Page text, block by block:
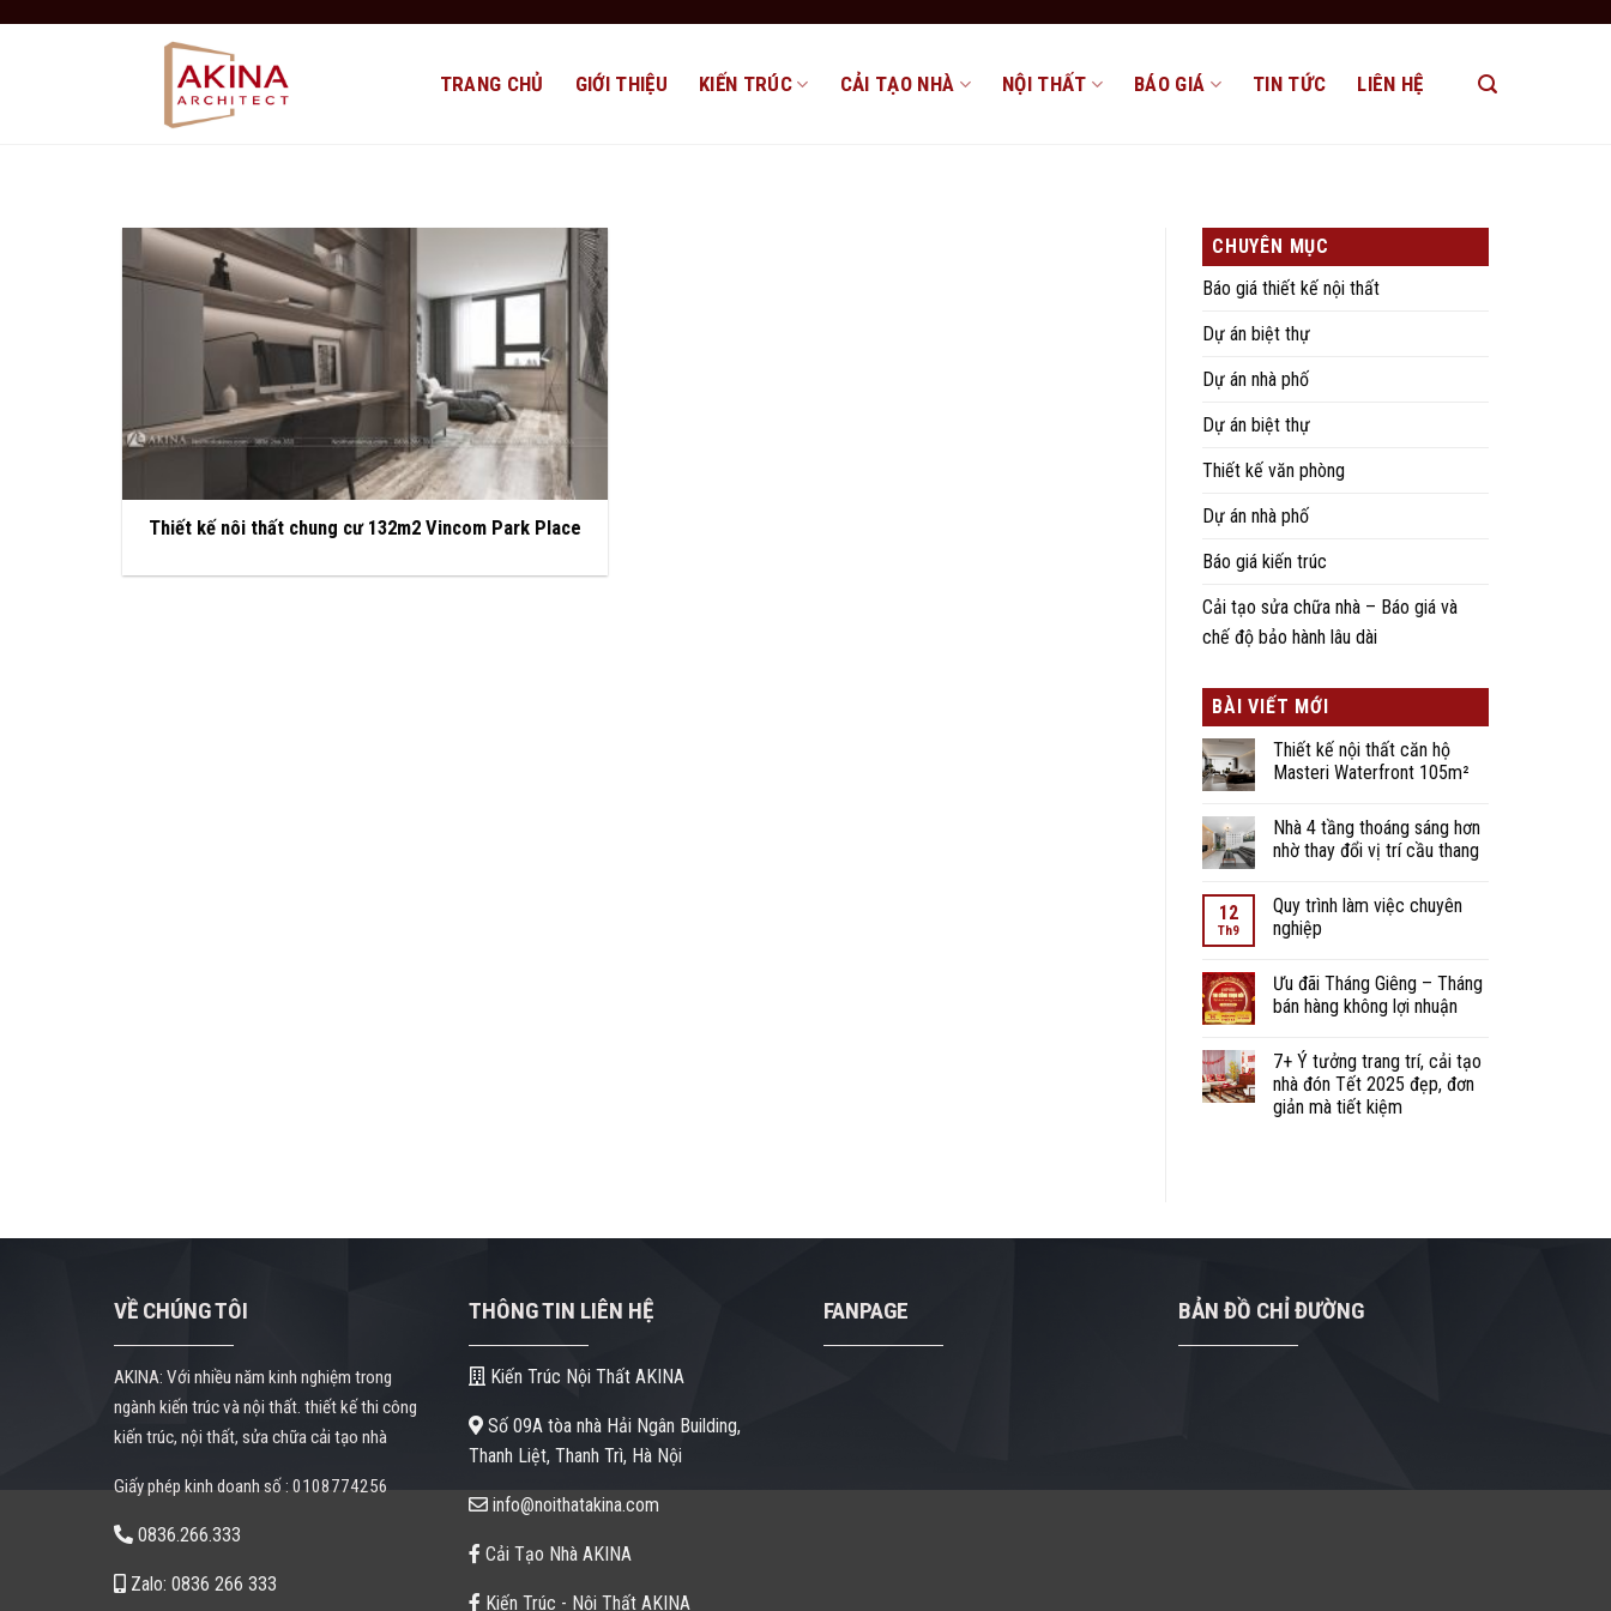
TRANG CHỦ GIỚI THIỆU KIẾN TRÚC CẢI TẠO NHÀ NỘI THẤT BÁO GIÁ TIN TỨC LIÊN HỆ
Thiết kế nôi thất chung cư 132m2 Vincom Park Place
CHUYÊN MỤC
Báo giá thiết kế nội thất
Dự án biệt thự
Dự án nhà phố
Dự án biệt thự
Thiết kế văn phòng
Dự án nhà phố
Báo giá kiến trúc
Cải tạo sửa chữa nhà – Báo giá và
chế độ bảo hành lâu dài
BÀI VIẾT MỚI
Thiết kế nội thất căn hộ
Masteri Waterfront 105m²
Nhà 4 tầng thoáng sáng hơn
nhờ thay đổi vị trí cầu thang
12
Th9
Quy trình làm việc chuyên
nghiệp
Ưu đãi Tháng Giêng – Tháng
bán hàng không lợi nhuận
7+ Ý tưởng trang trí, cải tạo
nhà đón Tết 2025 đẹp, đơn
giản mà tiết kiệm
VỀ CHÚNG TÔI
AKINA: Với nhiều năm kinh nghiệm trong
ngành kiến trúc và nội thất. thiết kế thi công
kiến trúc, nội thất, sửa chữa cải tạo nhà
Giấy phép kinh doanh số : 0108774256
0836.266.333
Zalo: 0836 266 333
THÔNG TIN LIÊN HỆ
Kiến Trúc Nội Thất AKINA
Số 09A tòa nhà Hải Ngân Building,
Thanh Liệt, Thanh Trì, Hà Nội
info@noithatakina.com
Cải Tạo Nhà AKINA
Kiến Trúc - Nội Thất AKINA
FANPAGE BẢN ĐỒ CHỈ ĐƯỜNG